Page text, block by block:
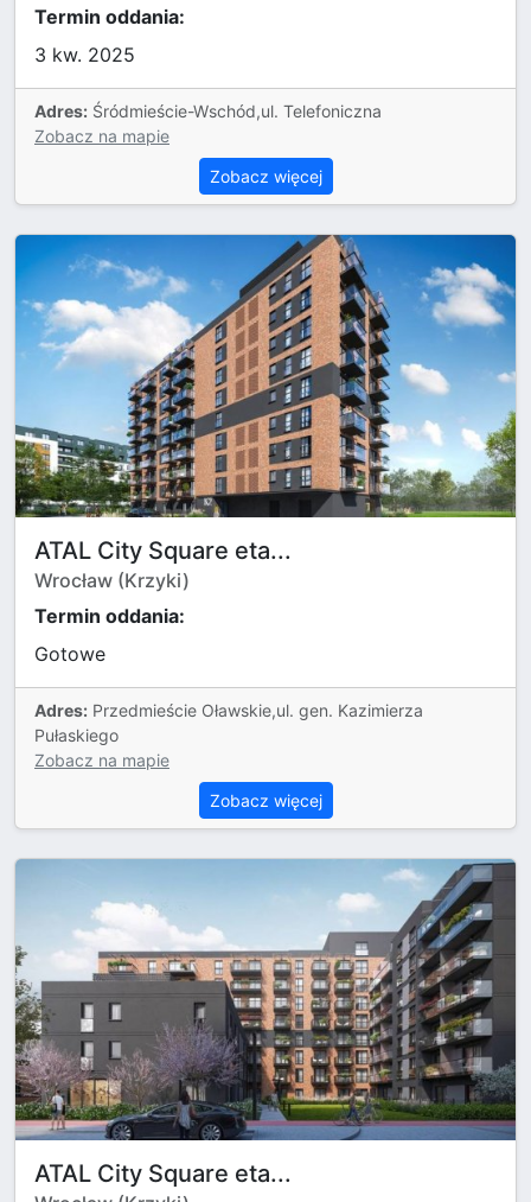
Termin oddania:
3 kw. 2025
Adres: Śródmieście-Wschód,ul. Telefoniczna
Zobacz na mapie
Zobacz więcej
ATAL City Square eta...
Wrocław (Krzyki)
Termin oddania:
Gotowe
Adres: Przedmieście Oławskie,ul. gen. Kazimierza
Pułaskiego
Zobacz na mapie
Zobacz więcej
ATAL City Square eta...